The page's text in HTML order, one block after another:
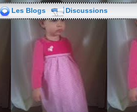
Les Blogs Discussions